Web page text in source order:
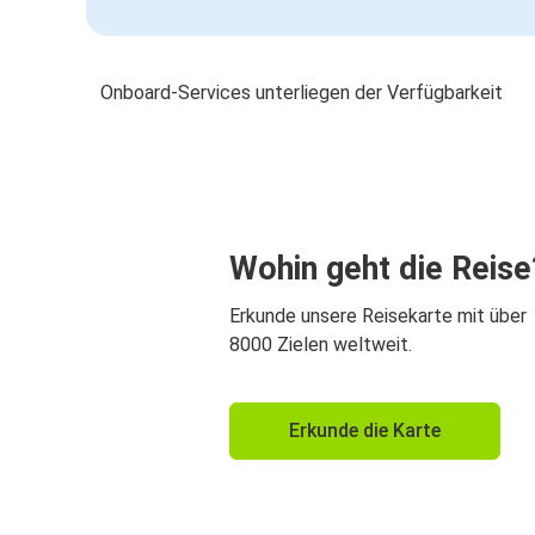
Onboard-Services unterliegen der Verfügbarkeit
Wohin geht die
Erkunde unsere Reisekarte mit über
8000 Zielen weltweit.
Erkunde die Karte